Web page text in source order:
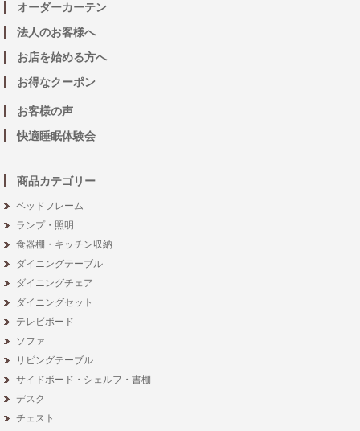
オーダーカーテン
法人のお客様へ
お店を始める方へ
お得なクーポン
お客様の声
快適睡眠体験会
商品カテゴリー
ベッドフレーム
ランプ・照明
食器棚・キッチン収納
ダイニングテーブル
ダイニングチェア
ダイニングセット
テレビボード
ソファ
リビングテーブル
サイドボード・シェルフ・書棚
デスク
チェスト